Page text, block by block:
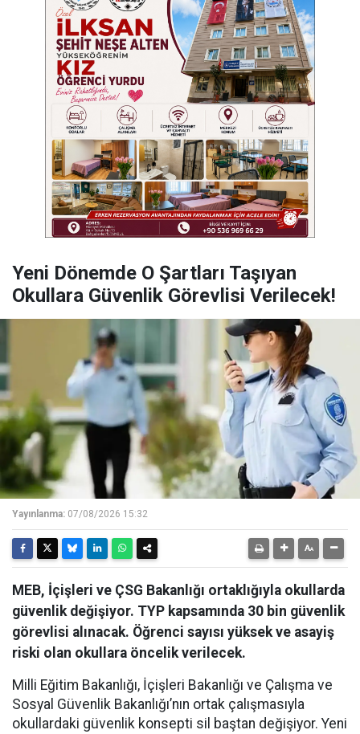
Yeni Dönemde O Şartları Taşıyan
Okullara Güvenlik Görevlisi Verilecek!
Yayınlanma: 07/08/2026 15:32
MEB, İçişleri ve ÇSG Bakanlığı ortaklığıyla okullarda
güvenlik değişiyor. TYP kapsamında 30 bin güvenlik
görevlisi alınacak. Öğrenci sayısı yüksek ve asayiş
riski olan okullara öncelik verilecek.
Milli Eğitim Bakanlığı, İçişleri Bakanlığı ve Çalışma ve
Sosyal Güvenlik Bakanlığı’nın ortak çalışmasıyla
okullardaki güvenlik konsepti sil baştan değişiyor. Yeni